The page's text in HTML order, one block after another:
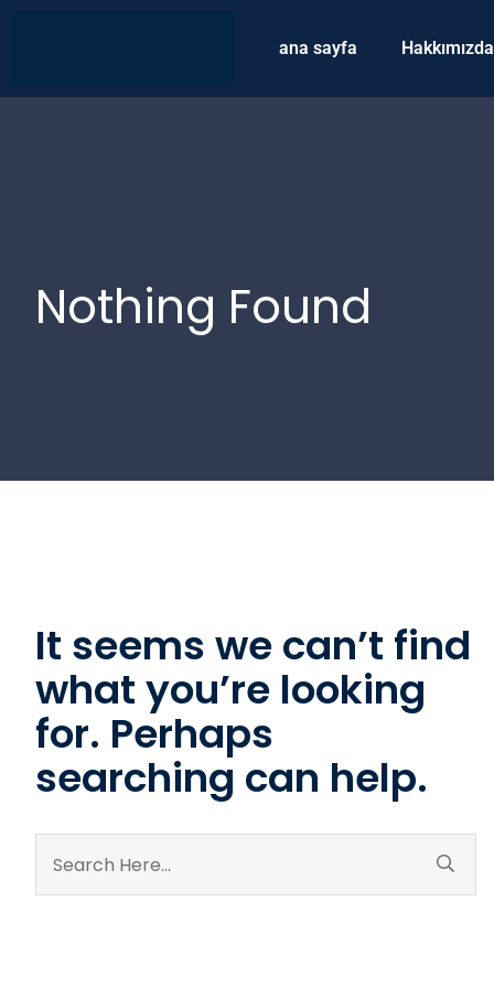
ana sayfa Hakkımızda
Nothing Found
It seems we can’t find
what you’re looking
for. Perhaps
searching can help.